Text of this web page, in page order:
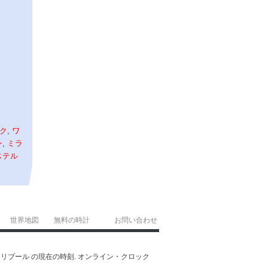
, ワ
, ミラ
テル
世界地図 無料の時計 お問い合わせ
ブール の現在の時刻. オンライン・クロック